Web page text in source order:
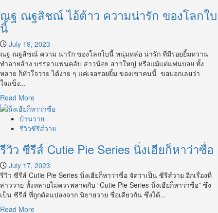
ณฐ ณฐสิชณ์ ไอ้ต้าว ความน่ารัก ของโลกใบ
นี้
July 19, 2023
ณฐ ณฐสิชณ์ ความ น่ารัก ของโลกใบนี้ หนุ่มหล่อ น่ารัก ที่มีรอยยิ้มหวาน
ทำลายล้าง บรรดาแฟนคลับ สาวน้อย สาวใหญ่ หรือแม้แต่แฟนบอย ทั้ง
หลาย ก็หัวใจวาย ได้ง่าย ๆ แค่เจอรอยยิ้ม ของเขาคนนี้ ขอบอกเลยว่า
ใจแข็ง...
Read MoreRead
more
about
ณฐ
สิชณ์
ไอ้
ต้าว
ความ
น่า
รัก
บ้านวาย
รีวิวซีรีส์วาย
รีวิว ซีรีส์ Cutie Pie Series นิ่งเฮียก็หาว่าซื่อ
July 17, 2023
รีวิว ซีรีส์ Cutie Pie Series นิ่งเฮียก็หาว่าซื่อ จัดว่าเป็น ซีรีส์วาย อีกเรื่องที่
สาววาย ทั้งหลายไม่ควรพลาดกับ “Cutie Pie Series นิ่งเฮียก็หาว่าซื่อ” ซึ่ง
เป็น ซีรีส์ ที่ถูกดัดแปลงจาก นิยายวาย ชื่อเดียวกัน ซึ่งได้...
Read MoreRead